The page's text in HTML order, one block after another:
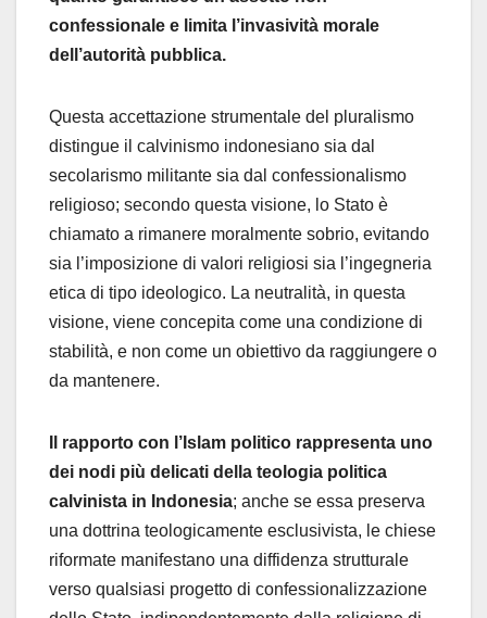
confessionale e limita l’invasività morale
dell’autorità pubblica.
Questa accettazione strumentale del pluralismo
distingue il calvinismo indonesiano sia dal
secolarismo militante sia dal confessionalismo
religioso; secondo questa visione, lo Stato è
chiamato a rimanere moralmente sobrio, evitando
sia l’imposizione di valori religiosi sia l’ingegneria
etica di tipo ideologico. La neutralità, in questa
visione, viene concepita come una condizione di
stabilità, e non come un obiettivo da raggiungere o
da mantenere.
Il rapporto con l’Islam politico rappresenta uno
dei nodi più delicati della teologia politica
calvinista in Indonesia; anche se essa preserva
una dottrina teologicamente esclusivista, le chiese
riformate manifestano una diffidenza strutturale
verso qualsiasi progetto di confessionalizzazione